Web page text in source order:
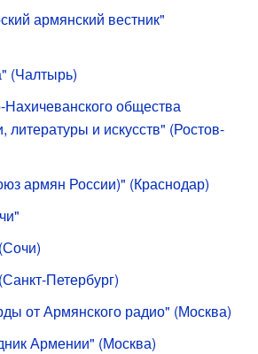
армянский вестник"
(Чалтырь)
Нахичеванского общества
литературы и искусств" (Ростов-
армян России)" (Краснодар)
Петербург)
от Армянского радио" (Москва)
Армении" (Москва)